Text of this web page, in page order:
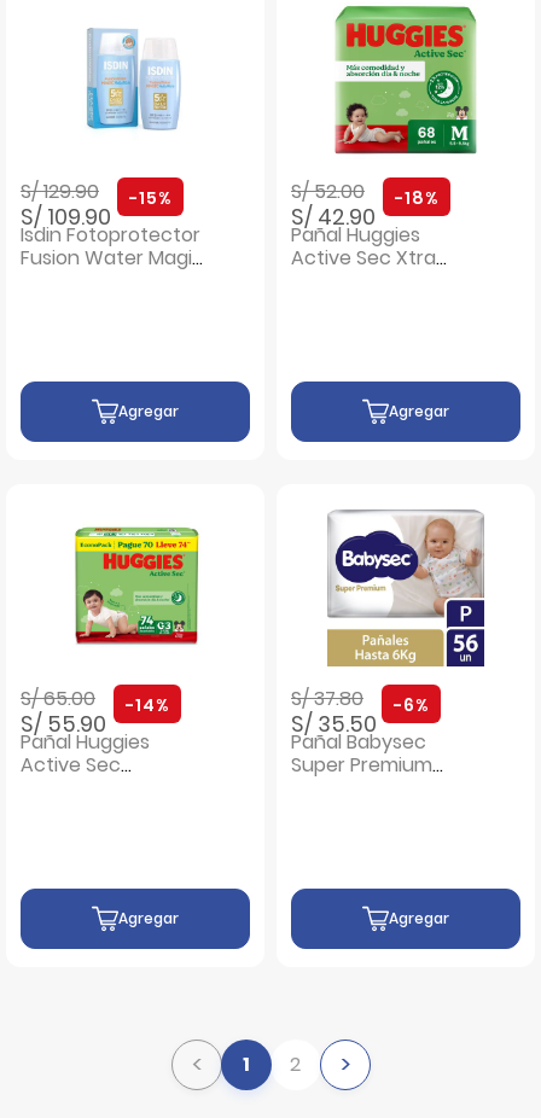
Precio rebajado de
S/ 129.90a
S/ 109.90
-15%
Isdin Fotoprotector
Fusion Water Magic
Agregar
Precio rebajado de
S/ 52.00a
S/ 42.90
-18%
Pañal Huggies
Active Sec Xtra
Agregar
Precio rebajado de
S/ 65.00a
S/ 55.90
-14%
Pañal Huggies
Active Sec
Agregar
Precio rebajado de
S/ 37.80a
S/ 35.50
-6%
Pañal Babysec
Super Premium
Agregar
< 1 2 >